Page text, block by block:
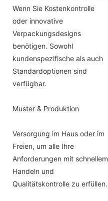
Wenn Sie Kostenkontrolle
oder innovative
Verpackungsdesigns
benötigen. Sowohl
kundenspezifische als auch
Standardoptionen sind
verfügbar.
Muster & Produktion
Versorgung im Haus oder im
Freien, um alle Ihre
Anforderungen mit schnellem
Handeln und
Qualitätskontrolle zu erfüllen.